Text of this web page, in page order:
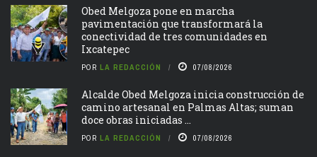
Obed Melgoza pone en marcha
pavimentación que transformará la
conectividad de tres comunidades en
Ixcatepec
POR LA REDACCIÓN 07/08/2026
Alcalde Obed Melgoza inicia construcción de
camino artesanal en Palmas Altas; suman
doce obras iniciadas ...
POR LA REDACCIÓN 07/08/2026